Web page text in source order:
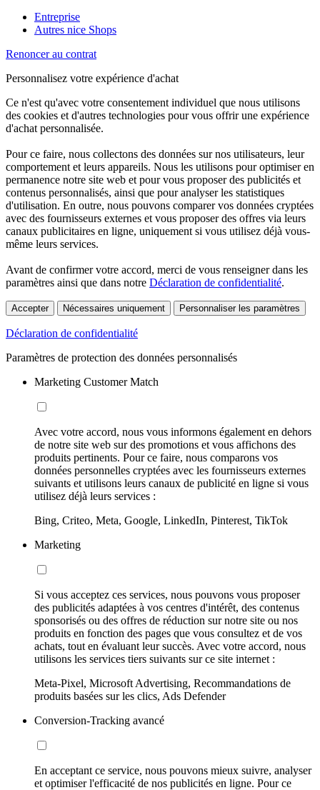
Entreprise
Autres nice Shops
Renoncer au contrat
Personnalisez votre expérience d'achat
Ce n'est qu'avec votre consentement individuel que nous utilisons
des cookies et d'autres technologies pour vous offrir une expérience
d'achat personnalisée.
Pour ce faire, nous collectons des données sur nos utilisateurs, leur
comportement et leurs appareils. Nous les utilisons pour optimiser en
permanence notre site web et pour vous proposer des publicités et
contenus personnalisés, ainsi que pour analyser les statistiques
d'utilisation. En outre, nous pouvons comparer vos données cryptées
avec des fournisseurs externes et vous proposer des offres via leurs
canaux publicitaires en ligne, uniquement si vous utilisez déjà vous-
même leurs services.
Avant de confirmer votre accord, merci de vous renseigner dans les
paramètres ainsi que dans notre Déclaration de confidentialité.
Accepter Nécessaires uniquement Personnaliser les paramètres
Déclaration de confidentialité
Paramètres de protection des données personnalisés
Marketing Customer Match
Avec votre accord, nous vous informons également en dehors
de notre site web sur des promotions et vous affichons des
produits pertinents. Pour ce faire, nous comparons vos
données personnelles cryptées avec les fournisseurs externes
suivants et utilisons leurs canaux de publicité en ligne si vous
utilisez déjà leurs services :
Bing, Criteo, Meta, Google, LinkedIn, Pinterest, TikTok
Marketing
Si vous acceptez ces services, nous pouvons vous proposer
des publicités adaptées à vos centres d'intérêt, des contenus
sponsorisés ou des offres de réduction sur notre site ou nos
produits en fonction des pages que vous consultez et de vos
achats, tout en évaluant leur succès. Avec votre accord, nous
utilisons les services tiers suivants sur ce site internet :
Meta-Pixel, Microsoft Advertising, Recommandations de
produits basées sur les clics, Ads Defender
Conversion-Tracking avancé
En acceptant ce service, nous pouvons mieux suivre, analyser
et optimiser l'efficacité de nos publicités en ligne. Pour ce